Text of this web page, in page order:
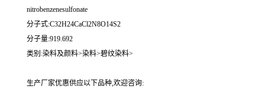
nitrobenzenesulfonate
分子式:C32H24CaCl2N8O14S2
分子量:919.692
类别:染料及颜料>染料>碧纹染料>
生产厂家优惠供应以下品种,欢迎咨询: